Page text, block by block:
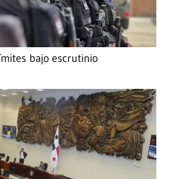
bajo escrutinio